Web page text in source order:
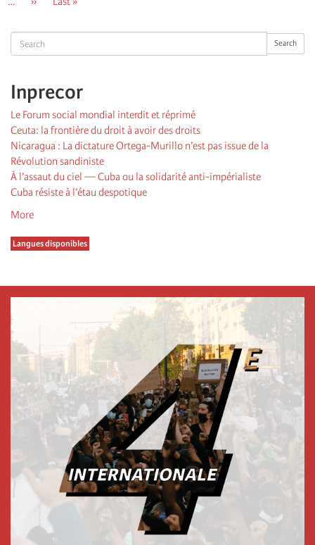
Search Search
Inprecor
Le Forum social mondial interdit et réprimé
Ceuta: la frontière du droit à avoir des droits
Nicaragua : La dictature Ortega-Murillo n’est pas issue de la
Révolution sandiniste
À l’assaut du ciel — Cuba ou la solidarité anti-impérialiste
Cuba résiste à l’étau despotique
More
Langues disponibles